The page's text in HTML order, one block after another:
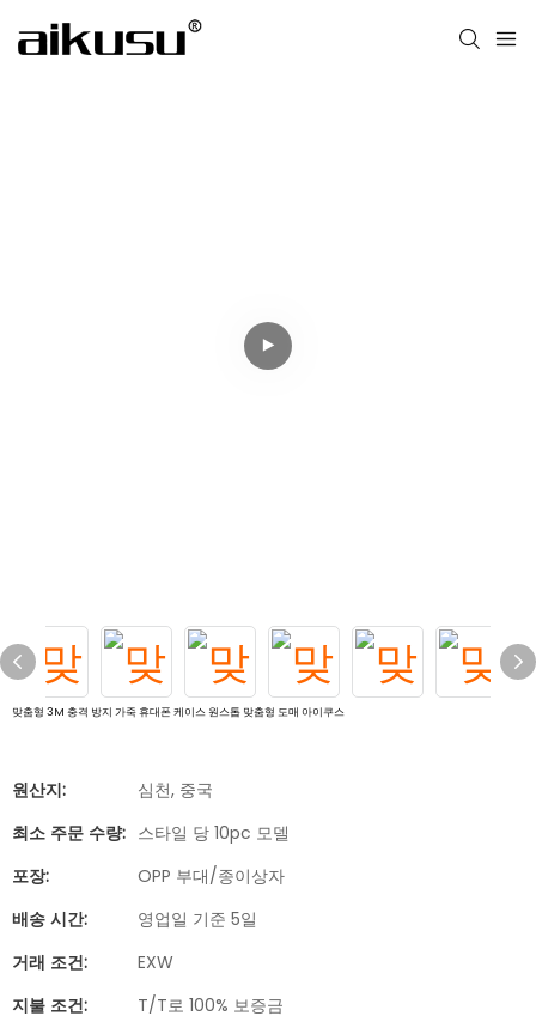
맞춤형 3M 충격 방지 가죽 휴대폰 케이스 원스톱 맞춤형 도매 아이쿠스
원산지:
심천, 중국
최소 주문 수량: 스타일 당 10pc 모델
포장:
OPP 부대/종이상자
배송 시간:
영업일 기준 5일
거래 조건:
EXW
지불 조건:
T/T로 100% 보증금